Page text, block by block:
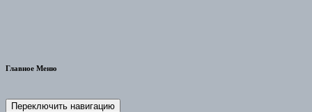
Главное Меню
Переключить навигацию